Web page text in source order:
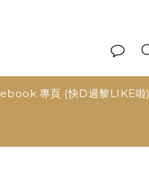
專頁 (快D過黎LIKE啦)